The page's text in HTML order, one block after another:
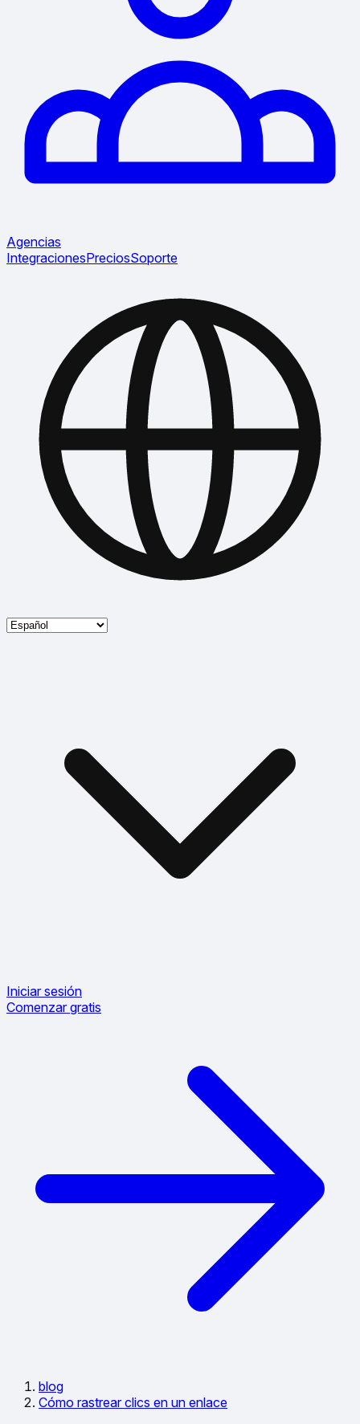
Agencias
IntegracionesPreciosSoporte
Iniciar sesión
Comenzar gratis
blog
Cómo rastrear clics en un enlace